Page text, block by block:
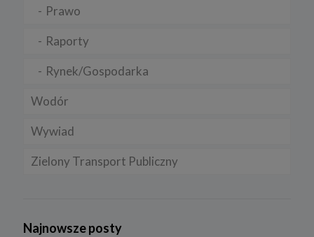
Prawo
Raporty
Rynek/Gospodarka
Wodór
Wywiad
Zielony Transport Publiczny
Najnowsze posty